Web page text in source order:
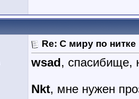
Re: С миру по
wsad , спасибище,
Nkt, мне нужен